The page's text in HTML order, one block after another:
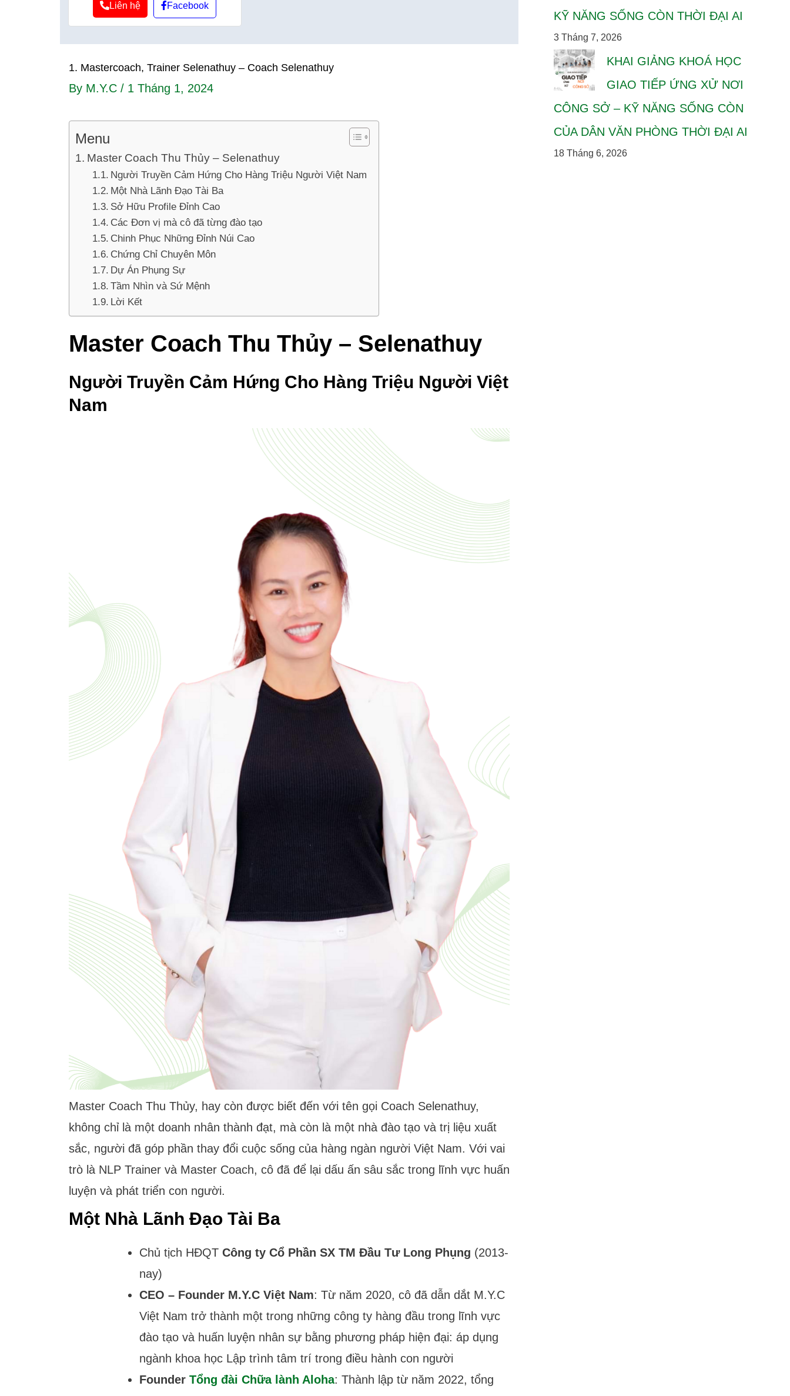
Liên hệ Facebook
1. Mastercoach, Trainer Selenathuy – Coach Selenathuy
By M.Y.C / 1 Tháng 1, 2024
Menu
Master Coach Thu Thủy – Selenathuy
Người Truyền Cảm Hứng Cho Hàng Triệu Người Việt Nam
Một Nhà Lãnh Đạo Tài Ba
Sở Hữu Profile Đỉnh Cao
Các Đơn vị mà cô đã từng đào tạo
Chinh Phục Những Đỉnh Núi Cao
Chứng Chỉ Chuyên Môn
Dự Án Phụng Sự
Tầm Nhìn và Sứ Mệnh
Lời Kết
Master Coach Thu Thủy – Selenathuy
Người Truyền Cảm Hứng Cho Hàng Triệu Người Việt
Nam
Master Coach Thu Thủy, hay còn được biết đến với tên gọi Coach Selenathuy,
không chỉ là một doanh nhân thành đạt, mà còn là một nhà đào tạo và trị liệu xuất
sắc, người đã góp phần thay đổi cuộc sống của hàng ngàn người Việt Nam. Với vai
trò là NLP Trainer và Master Coach, cô đã để lại dấu ấn sâu sắc trong lĩnh vực huấn
luyện và phát triển con người.
Một Nhà Lãnh Đạo Tài Ba
Chủ tịch HĐQT Công ty Cổ Phần SX TM Đầu Tư Long Phụng (2013-
nay)
CEO – Founder M.Y.C Việt Nam: Từ năm 2020, cô đã dẫn dắt M.Y.C
Việt Nam trở thành một trong những công ty hàng đầu trong lĩnh vực
đào tạo và huấn luyện nhân sự bằng phương pháp hiện đại: áp dụng
ngành khoa học Lập trình tâm trí trong điều hành con người
Founder Tổng đài Chữa lành Aloha: Thành lập từ năm 2022, tổng
KỸ NĂNG SỐNG CÒN THỜI ĐẠI AI
3 Tháng 7, 2026
KHAI GIẢNG KHOÁ HỌC
GIAO TIẾP ỨNG XỬ NƠI
CÔNG SỞ – KỸ NĂNG SỐNG CÒN
CỦA DÂN VĂN PHÒNG THỜI ĐẠI AI
18 Tháng 6, 2026